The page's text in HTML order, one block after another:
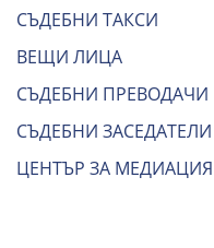
СЪДЕБНИ ТАКСИ
ВЕЩИ ЛИЦА
СЪДЕБНИ ПРЕВОДАЧИ
СЪДЕБНИ ЗАСЕДАТЕЛИ
ЦЕНТЪР ЗА МЕДИАЦИЯ